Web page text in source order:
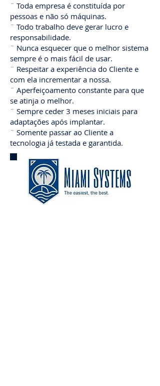
¨ Toda empresa é constituída por
pessoas e não só máquinas.
¨ Todo trabalho deve gerar lucro e
responsabilidade.
¨ Nunca esquecer que o melhor sistema
sempre é o mais fácil de usar.
¨ Respeitar a experiência do Cliente e
com ela incrementar a nossa.
¨ Aperfeiçoamento constante para que
se atinja o melhor.
¨ Sempre ceder 3 meses iniciais para
adaptações após implantar.
¨ Somente passar ao Cliente a
tecnologia já testada e garantida.